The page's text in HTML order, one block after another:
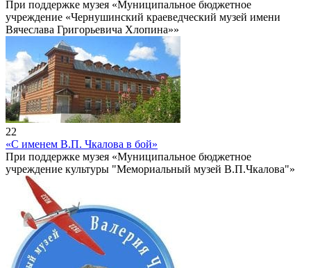
При поддержке музея «Муниципальное бюджетное
учреждение «Чернушинский краеведческий музей имени
Вячеслава Григорьевича Хлопина»»
22
«С именем В.П. Чкалова в бой»
При поддержке музея «Муниципальное бюджетное
учреждение культуры "Мемориальный музей В.П.Чкалова"»